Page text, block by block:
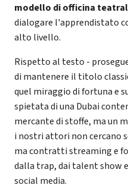
modello di officina
dialogare l'apprendistato
alto livello.
Rispetto al testo -
di mantenere il titolo
quel miraggio di fortuna e
spietata di una Dubai
mercante di stoffe, ma un
i nostri attori non cercano
ma contratti streaming e
dalla trap, dai talent show
social media.